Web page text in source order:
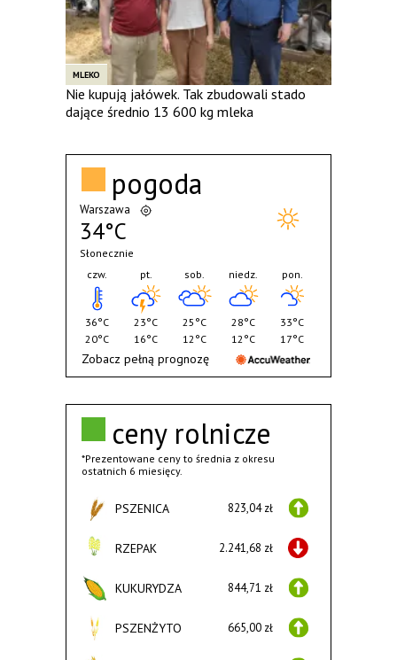
MLEKO
Nie kupują jałówek. Tak zbudowali stado
dające średnio 13 600 kg mleka
ceny rolnicze
*Prezentowane ceny to średnia z okresu
ostatnich 6 miesięcy.
PSZENICA 823,04 zł
RZEPAK 2.241,68 zł
KUKURYDZA 844,71 zł
PSZENŻYTO 665,00 zł
pogoda
Warszawa
34°C
Słonecznie
czw.
36°C
20°C
pt.
23°C
16°C
sob.
25°C
12°C
niedz.
28°C
12°C
pon.
33°C
17°C
Zobacz pełną prognozę